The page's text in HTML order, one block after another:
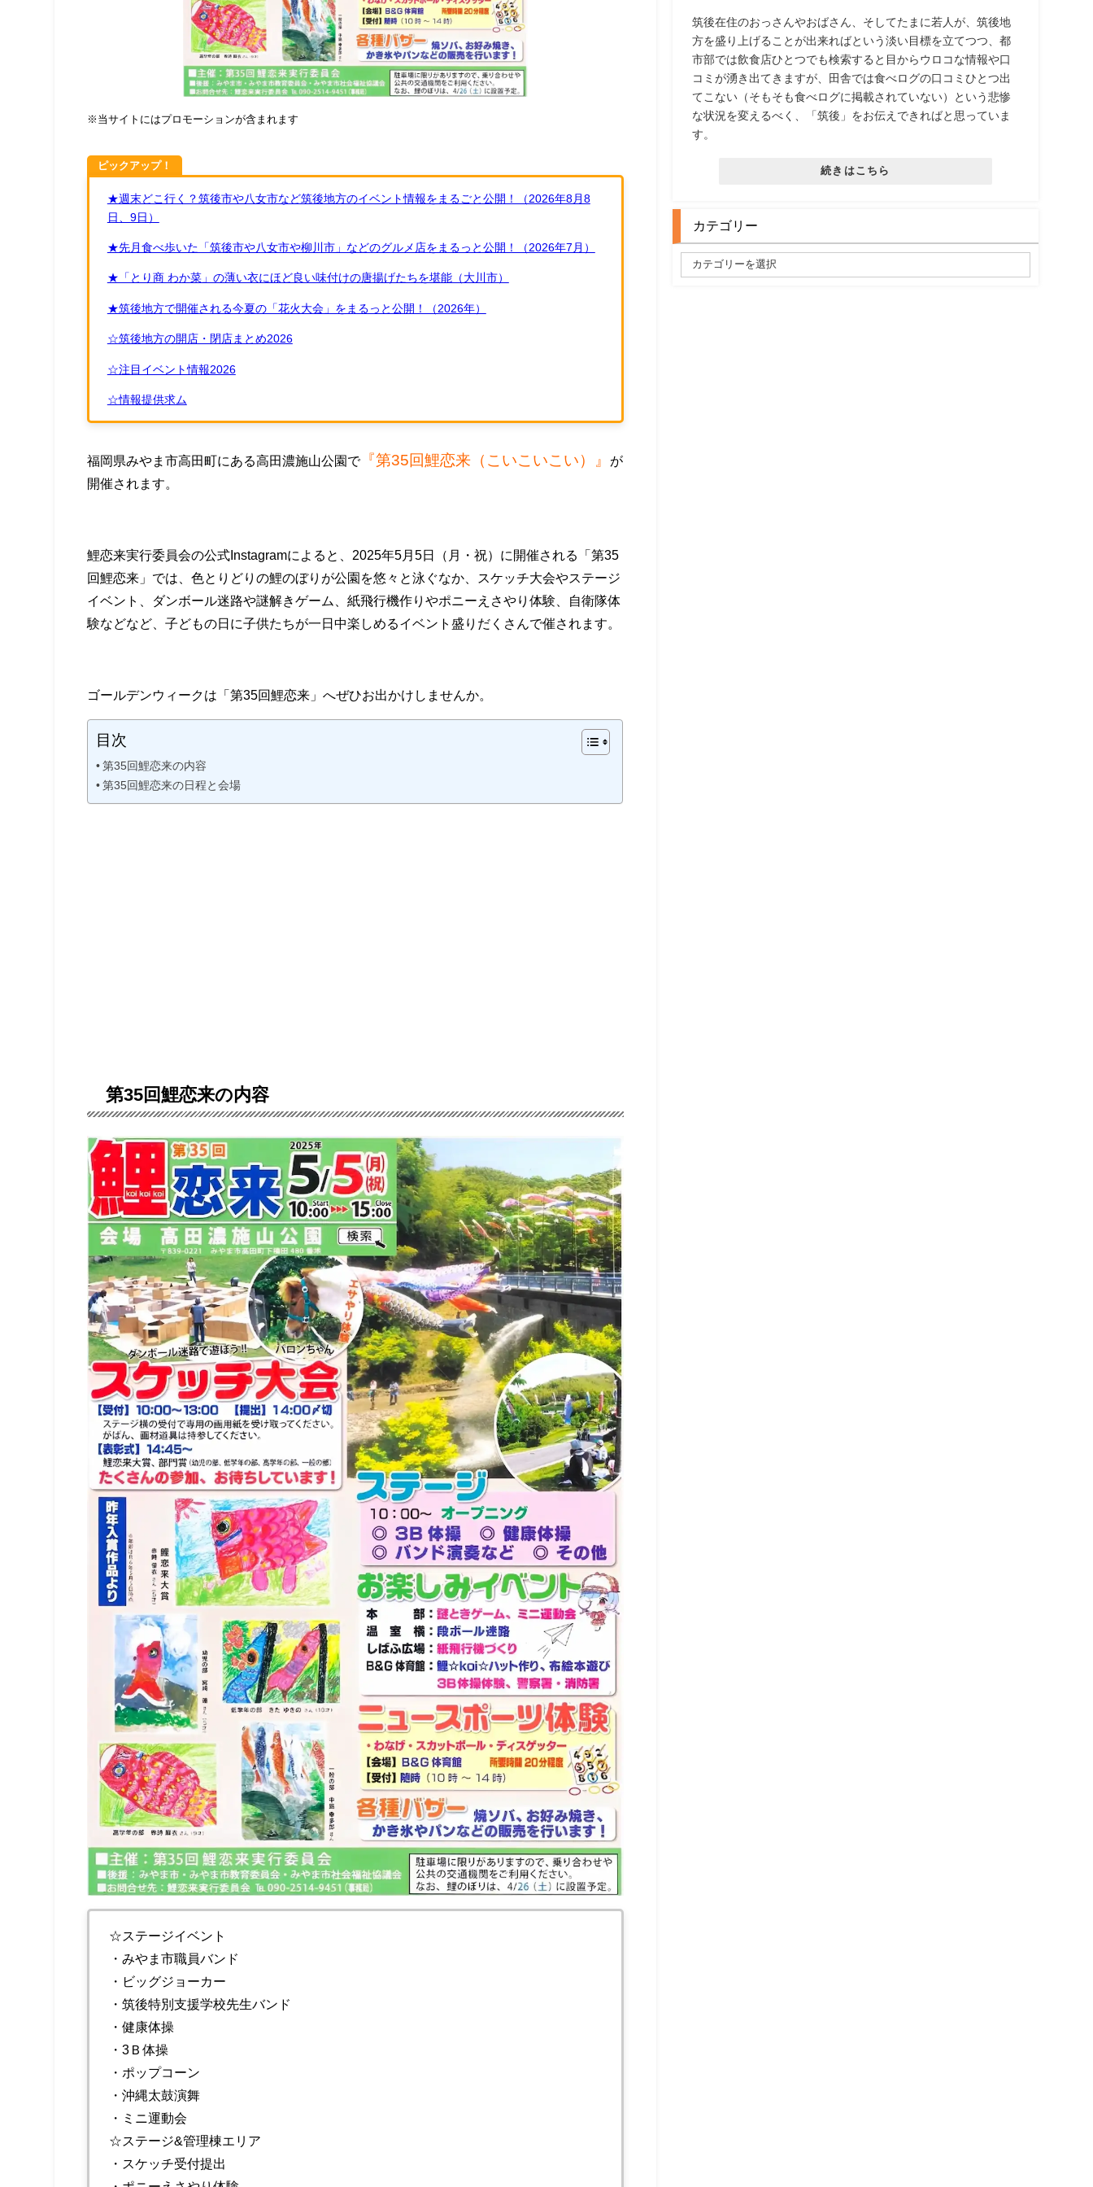
※当サイトにはプロモーションが含まれます
ピックアップ！
★週末どこ行く？筑後市や八女市など筑後地方のイベント情報をまるごと公開！（2026年8月8
日、9日）
★先月食べ歩いた「筑後市や八女市や柳川市」などのグルメ店をまるっと公開！（2026年7月）
★「とり商 わか菜」の薄い衣にほど良い味付けの唐揚げたちを堪能（大川市）
★筑後地方で開催される今夏の「花火大会」をまるっと公開！（2026年）
☆筑後地方の開店・閉店まとめ2026
☆注目イベント情報2026
☆情報提供求ム
福岡県みやま市高田町にある高田濃施山公園で『第35回鯉恋来（こいこいこい）』
が
開催されます。
鯉恋来実行委員会の公式Instagramによると、2025年5月5日（月・祝）に開催される「第35
回鯉恋来」では、色とりどりの鯉のぼりが公園を悠々と泳ぐなか、スケッチ大会やステージ
イベント、ダンボール迷路や謎解きゲーム、紙飛行機作りやポニーえさやり体験、自衛隊体
験などなど、子どもの日に子供たちが一日中楽しめるイベント盛りだくさんで催されます。
ゴールデンウィークは「第35回鯉恋来」へぜひお出かけしませんか。
目次
第35回鯉恋来の内容
第35回鯉恋来の日程と会場
第35回鯉恋来の内容
☆ステージイベント
・みやま市職員バンド
・ビッグジョーカー
・筑後特別支援学校先生バンド
・健康体操
・3Ｂ体操
・ポップコーン
・沖縄太鼓演舞
・ミニ運動会
☆ステージ&管理棟エリア
・スケッチ受付提出
筑後在住のおっさんやおばさん、そしてたまに若人が、筑後地
方を盛り上げることが出来ればという淡い目標を立てつつ、都
市部では飲食店ひとつでも検索すると目からウロコな情報や口
コミが湧き出てきますが、田舎では食べログの口コミひとつ出
てこない（そもそも食べログに掲載されていない）という悲惨
な状況を変えるべく、「筑後」をお伝えできればと思っていま
す。
続きはこちら
カテゴリー